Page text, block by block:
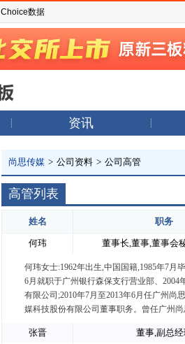
Choice数据
资讯
尚思传媒 > 公司资料 > 公司高管
高管列表
姓名 职务
何玮 董事长,董事,董事会
何玮女士:1962年出生,中国国籍,1985年7月
6月就职于广州银行森保支行营业部、2004
有限公司;2010年7月至2013年6月任广州尚
媒科技股份有限公司董事职务。曾任广州
张晋
董事,副总经